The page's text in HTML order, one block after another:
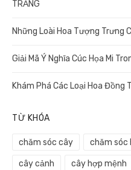
TRẮNG
Những Loài Hoa Tượng Trưng
Giải Mã Ý Nghĩa Cúc Họa Mi
Khám Phá Các Loại Hoa Đồng
TỪ KHÓA
chăm sóc cây chăm sóc
cây cảnh cây hợp mệnh